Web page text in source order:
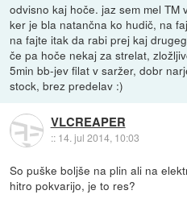
odvisno kaj hoče. jaz sem mel TM
ker je bla natančna ko hudič, na
na fajte itak da rabi prej kaj
če pa hoče nekaj za strelat,
5min bb-jev filat v saržer, dobr
stock, brez predelav :)
VLCREAPER
:: 14. jul 2014, 10:03
So puške boljše na plin ali na
hitro pokvarijo, je to res?